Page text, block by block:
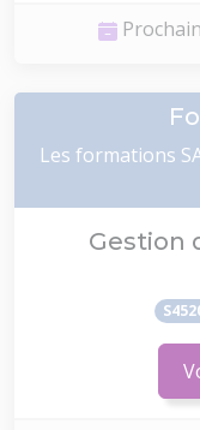
Les formations
Gestion